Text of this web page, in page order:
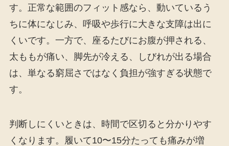
す。正常な範囲のフィット感なら、動いているう
ちに体になじみ、呼吸や歩行に大きな支障は出に
くいです。一方で、座るたびにお腹が押される、
太ももが痛い、脚先が冷える、しびれが出る場合
は、単なる窮屈さではなく負担が強すぎる状態で
す。
判断しにくいときは、時間で区切ると分かりやす
くなります。履いて10〜15分たっても痛みが増